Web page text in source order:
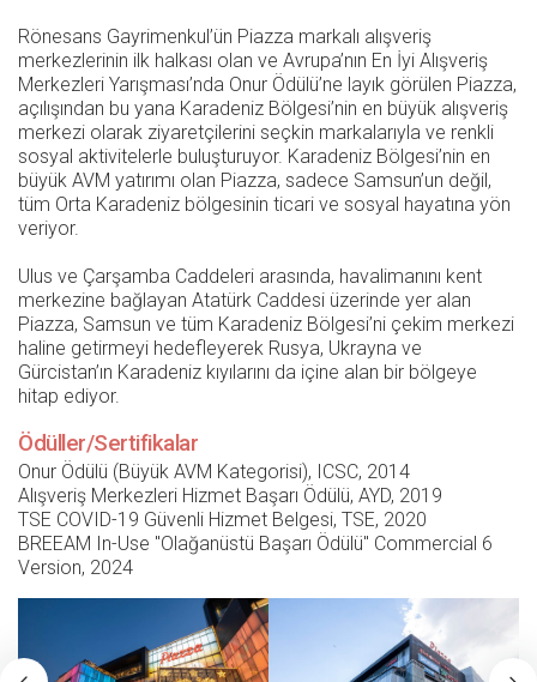
Rönesans Gayrimenkul’ün Piazza markalı alışveriş
merkezlerinin ilk halkası olan ve Avrupa’nın En İyi Alışveriş
Merkezleri Yarışması’nda Onur Ödülü’ne layık görülen Piazza,
açılışından bu yana Karadeniz Bölgesi’nin en büyük alışveriş
merkezi olarak ziyaretçilerini seçkin markalarıyla ve renkli
sosyal aktivitelerle buluşturuyor. Karadeniz Bölgesi’nin en
büyük AVM yatırımı olan Piazza, sadece Samsun’un değil,
tüm Orta Karadeniz bölgesinin ticari ve sosyal hayatına yön
veriyor.
Ulus ve Çarşamba Caddeleri arasında, havalimanını kent
merkezine bağlayan Atatürk Caddesi üzerinde yer alan
Piazza, Samsun ve tüm Karadeniz Bölgesi’ni çekim merkezi
haline getirmeyi hedefleyerek Rusya, Ukrayna ve
Gürcistan’ın Karadeniz kıyılarını da içine alan bir bölgeye
hitap ediyor.
Ödüller/Sertifikalar
Onur Ödülü (Büyük AVM Kategorisi), ICSC, 2014
Alışveriş Merkezleri Hizmet Başarı Ödülü, AYD, 2019
TSE COVID-19 Güvenli Hizmet Belgesi, TSE, 2020
BREEAM In-Use ''Olağanüstü Başarı Ödülü'' Commercial 6
Version, 2024